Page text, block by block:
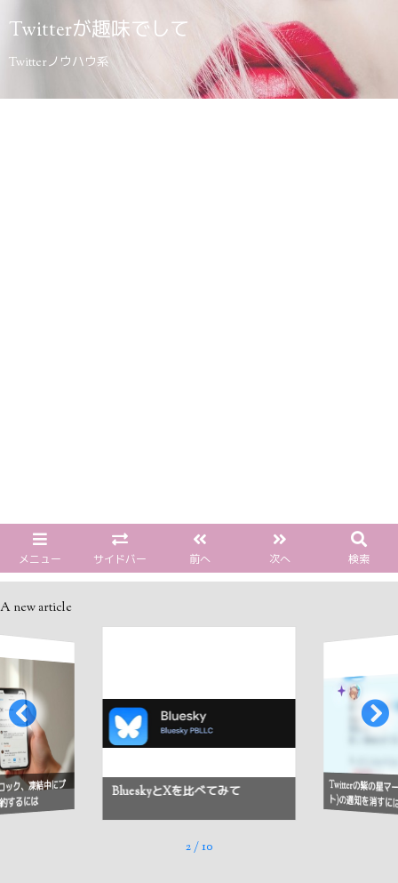
Twitterが趣味でして
Twitterノウハウ系
メニュー サイドバー 前へ 次へ 検索
A new article
ク、凍結中にプ
するには
BlueskyとXを比べてみて Twitterの紫の星
ト)の通知を消すに
2/10